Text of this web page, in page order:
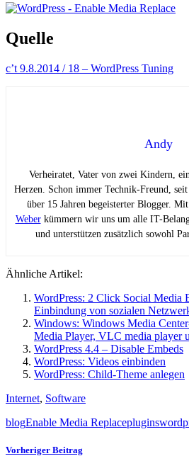
Quelle
c’t 9.8.2014 / 18 – WordPress Tuning
Andy
Verheiratet, Vater von zwei Kindern,
Herzen. Schon immer Technik-Freund,
über 15 Jahren begeisterter Blogger.
Weberkümmern wir uns um alle IT-
und unterstützen zusätzlich sowohl
Ähnliche Artikel:
WordPress: 2 Click Social Media
Einbindung von sozialen
Windows: Windows Media
Media Player, VLC media player
WordPress 4.4 – Disable Embeds
WordPress: Videos einbinden
WordPress: Child-Theme anlegen
Internet, Software
blogEnable Media Replaceplugins
Vorheriger Beitrag